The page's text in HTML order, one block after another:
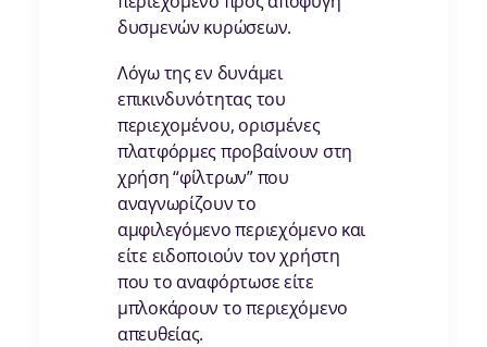
δυσμενών κυρώσεων.
Λόγω της εν δυνάμει
επικινδυνότητας του
περιεχομένου, ορισμένες
πλατφόρμες προβαίνουν στη
χρήση “φίλτρων” που
αναγνωρίζουν το
αμφιλεγόμενο περιεχόμενο και
είτε ειδοποιούν τον χρήστη
που το αναφόρτωσε είτε
μπλοκάρουν το περιεχόμενο
απευθείας.